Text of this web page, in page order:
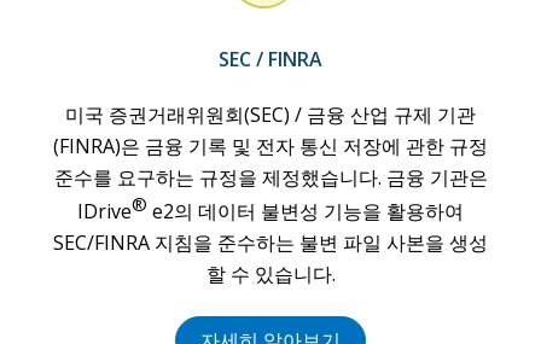
SEC / FINRA
미국 증권거래위원회(SEC) / 금융 산업 규제 기관
(FINRA)은 금융 기록 및 전자 통신 저장에 관한 규정
준수를 요구하는 규정을 제정했습니다. 금융 기관은
IDrive® e2의 데이터 불변성 기능을 활용하여
SEC/FINRA 지침을 준수하는 불변 파일 사본을 생성
할 수 있습니다.